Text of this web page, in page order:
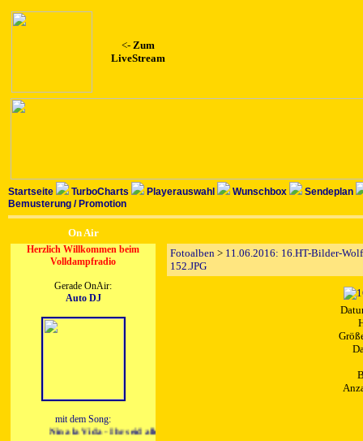
<- Zum
LiveStream
Startseite TurboCharts Playerauswahl Wunschbox
Sendeplan
Bemusterung / Promotion
On Air
Herzlich Willkommen beim
Volldampfradio
Gerade OnAir:
Auto DJ
mit dem Song:
Nina la Vida - Ihr seid alles fuer mich (Radio Edit)
Fotoalben > 11.06.2016: 16.HT-Bilder-
152.JPG